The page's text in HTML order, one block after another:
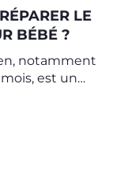
LE
BÉBÉ ?
notamment
est un